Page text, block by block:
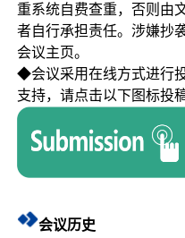
重系统自费查重，否则由
者自行承担责任。涉嫌抄
会议主页。
◆会议采用在线方式进行
支持，请点击以下图标投
会议历史